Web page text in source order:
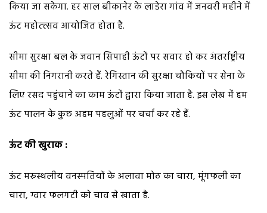
किया जा सकेगा. हर साल बीकानेर के लाडेरा गांव में जनवरी महीने में
ऊंट महोत्त्सव आयोजित होता है.
सीमा सुरक्षा बल के जवान सिपाही ऊंटों पर सवार हो कर अंतर्राष्ट्रीय
सीमा की निगरानी करते हैं. रेगिस्तान की सुरक्षा चौकियों पर सेना के
लिए रसद पहुंचाने का काम ऊंटों द्वारा किया जाता है. इस लेख में हम
ऊंट पालन के कुछ अहम पहलुओं पर चर्चा कर रहे हैं.
ऊंट की खुराक :
ऊंट मरुस्थलीय वनस्पतियों के अलावा मोठ का चारा, मूंगफली का
चारा, ग्वार फलगटी को चाव से खाता है.